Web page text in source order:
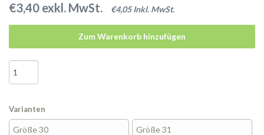
€3,40 exkl. MwSt. €4,05 Inkl. MwSt.
Zum Warenkorb hinzufügen
Varianten
Größe 30 Größe 31